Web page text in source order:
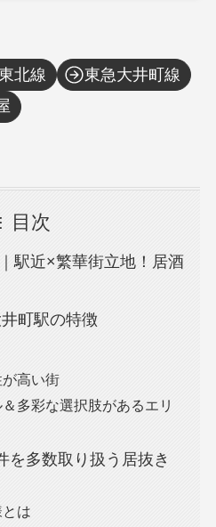
北線
東急大井町線
目次
駅近×繁華街立地！居酒
町駅の特徴
高い街
多彩な選択肢があるエリ
を多数取り扱う居抜き
は